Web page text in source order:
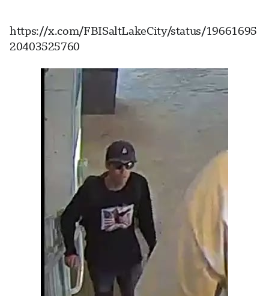
https://x.com/FBISaltLakeCity/status/19661695
20403525760